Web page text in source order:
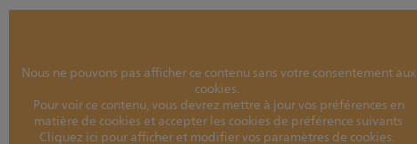
Nous ne pouvons pas afficher ce contenu sans votre consentement aux
cookies.
Pour voir ce contenu, vous devrez mettre à jour vos préférences en
matière de cookies et accepter les cookies de préférence suivants
Cliquez ici pour afficher et modifier vos paramètres de cookies.